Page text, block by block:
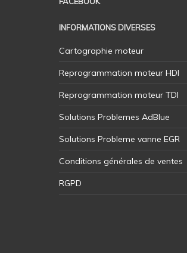
INFORMATIONS DIVERSES
Cartographie moteur
Reprogrammation moteur HDI
Reprogrammation moteur TDI
Solutions Problemes AdBlue
Solutions Probleme vanne EGR
Conditions générales de ventes
RGPD